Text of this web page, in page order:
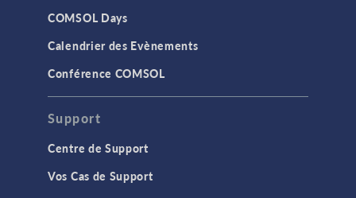
COMSOL Days
Calendrier des Evènements
Conférence COMSOL
Support
Centre de Support
Vos Cas de Support